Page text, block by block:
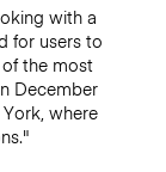
with a
for users to
the most
December
where